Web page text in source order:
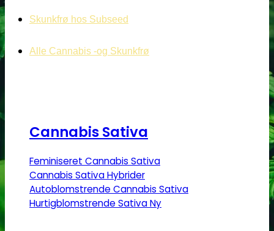
Skunkfrø hos Subseed
Alle Cannabis -og Skunkfrø
Cannabis Sativa
Feminiseret Cannabis Sativa
Cannabis Sativa Hybrider
Autoblomstrende Cannabis Sativa
Hurtigblomstrende Sativa